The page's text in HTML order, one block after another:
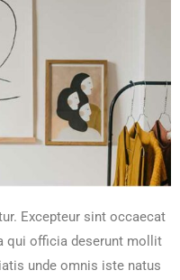
Excepteur sint occaecat
qui officia deserunt mollit
unde omnis iste natus